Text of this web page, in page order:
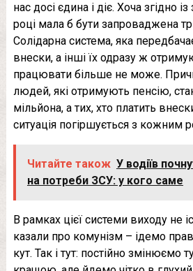
нас досі єдина і діє. Хоча згідно
році мала б бути запроваджена
Солідарна система, яка
внески, а інші їх одразу ж
працювати більше не може.
людей, які отримують пенсію,
мільйона, а тих, хто платить
ситуація погіршується з кожним
Читайте також У водіїв
на потреби ЗСУ: у кого саме
В рамках цієї системи виходу не
казали про комунізм – ідемо
кут. Так і тут: постійно змінюємо